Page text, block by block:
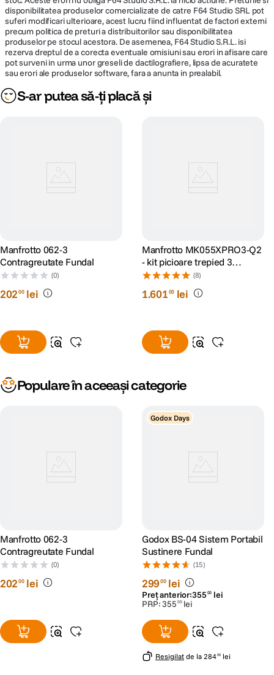
disponibilitatea produselor comercializate de catre F64 Studio SRL pot
suferi modificari ulterioare, acest lucru fiind influentat de factori externi
precum politica de preturi a distribuitorilor sau disponibilitatea
produselor pe stocul acestora. De asemenea, F64 Studio S.R.L. isi
rezerva dreptul de a corecta eventuale omisiuni sau erori in afisare care
pot surveni in urma unor greseli de dactilografiere, lipsa de acuratete
sau erori ale produselor software, fara a anunta in prealabil.
S-ar putea să-ți placă și
Manfrotto 062-3
Contragreutate Fundal
(0)
20200 lei
Manfrotto MK055XPRO3-Q2
- kit picioare trepied 3
sectiuni + cap bila
(8)
1.60100 lei
Populare în aceeași categorie
Manfrotto 062-3
Contragreutate Fundal
(0)
20200 lei
Godox Days
Godox BS-04 Sistem Portabil
Sustinere Fundal
(15)
29900 lei
Preț anterior:355 00 lei
PRP:355 00 lei
Resigilat de la 28405 lei